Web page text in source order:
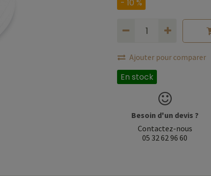
- 10 %
Ajouter pour comparer
En stock
Besoin d'un devis ?
Contactez-nous
05 32 62 96 60